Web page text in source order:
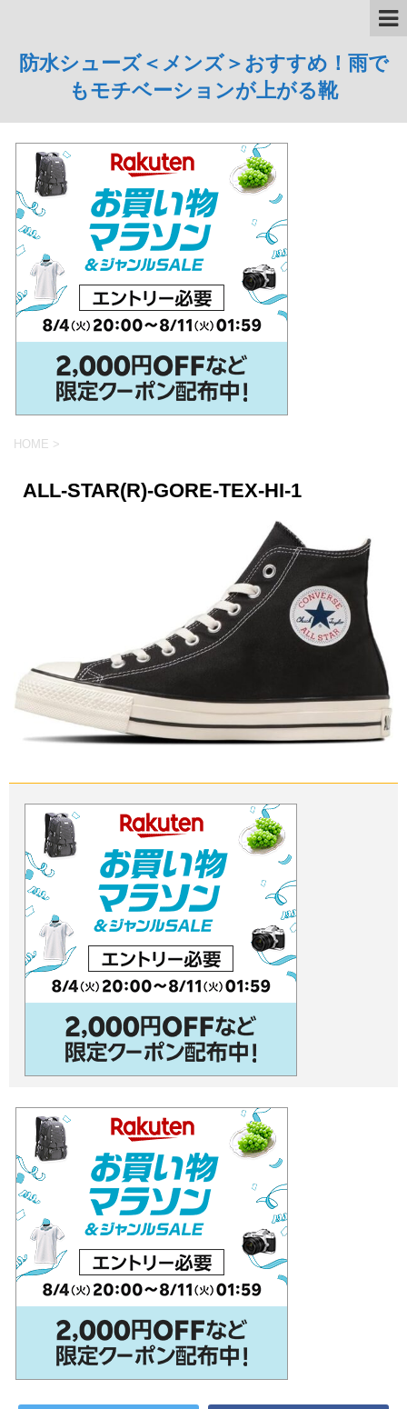
防水シューズ＜メンズ＞おすすめ！雨で
もモチベーションが上がる靴
HOME >
ALL-STAR(R)-GORE-TEX-HI-1